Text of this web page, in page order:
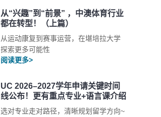
从“兴趣”到“前景” ，中澳体育行业
都在转型！（上篇）
从运动康复到赛事运营，在堪培拉大学
探索更多可能性
阅读更多>
UC 2026–2027学年申请关键时间
线公布！更有重点专业+语言课介绍
选对专业走对路径，清晰规划留学方向~